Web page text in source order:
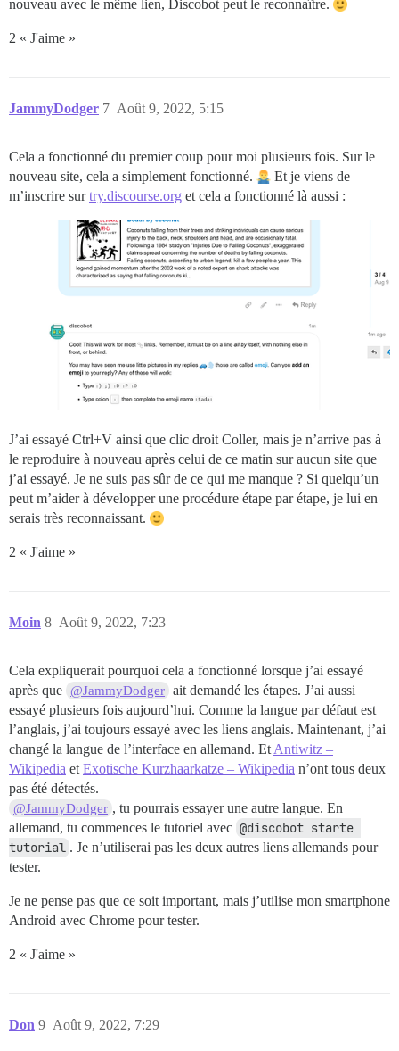
nouveau avec le même lien, Discobot peut le reconnaître.
2 « J'aime »
JammyDodger Août 9, 2022, 5:15
7
Cela a fonctionné du premier coup pour moi plusieurs fois. Sur le
nouveau site, cela a simplement fonctionné.
Et je viens de
m’inscrire surtry.discourse.org et cela a fonctionné là aussi :
J’ai essayé Ctrl+V ainsi que clic droit Coller, mais je n’arrive pas à
le reproduire à nouveau après celui de ce matin sur aucun site que
j’ai essayé. Je ne suis pas sûr de ce qui me manque ? Si quelqu’un
peut m’aider à développer une procédure étape par étape, je lui en
serais très reconnaissant.
2 « J'aime »
Moin Août 9, 2022, 7:23
8
Cela expliquerait pourquoi cela a fonctionné lorsque j’ai essayé
après que @JammyDodger ait demandé les étapes. J’ai aussi
essayé plusieurs fois aujourd’hui. Comme la langue par défaut est
l’anglais, j’ai toujours essayé avec les liens anglais. Maintenant, j’ai
changé la langue de l’interface en allemand. Et Antiwitz –
Wikipedia et Exotische Kurzhaarkatze – Wikipedia n’ont tous deux
pas été détectés.
@JammyDodger , tu pourrais essayer une autre langue. En
allemand, tu commences le tutoriel avec @discobot starte
tutorial . Je n’utiliserai pas les deux autres liens allemands pour
tester.
Je ne pense pas que ce soit important, mais j’utilise mon smartphone
Android avec Chrome pour tester.
2 « J'aime »
Don Août 9, 2022, 7:29
9